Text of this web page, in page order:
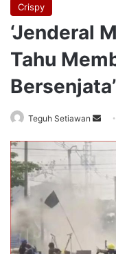
Crispy
‘Jenderal
Tahu
Bersenjata’
Teguh Setiawan